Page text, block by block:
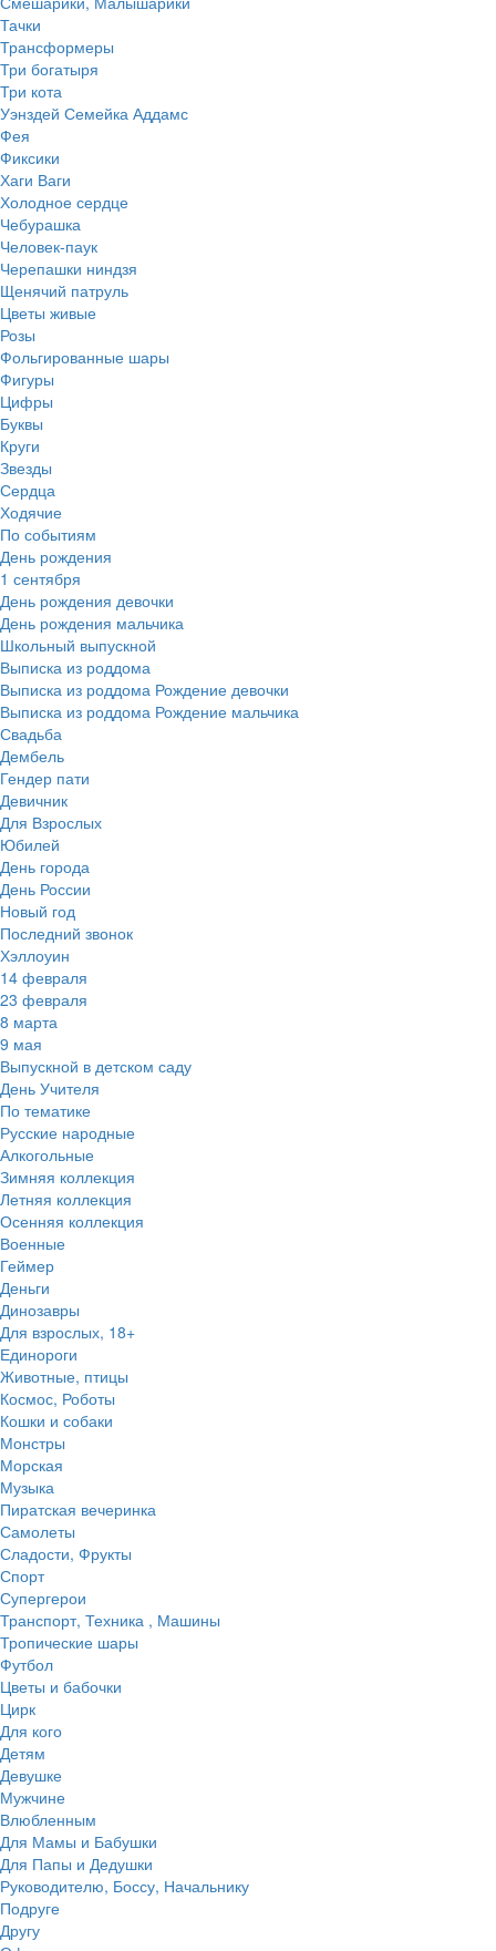
Тачки
Трансформеры
Три богатыря
Три кота
Уэнздей Семейка Аддамс
Фея
Фиксики
Хаги Ваги
Холодное сердце
Чебурашка
Человек-паук
Черепашки ниндзя
Щенячий патруль
Цветы живые
Розы
Фольгированные шары
Фигуры
Цифры
Буквы
Круги
Звезды
Сердца
Ходячие
По событиям
День рождения
1 сентября
День рождения девочки
День рождения мальчика
Школьный выпускной
Выписка из роддома
Выписка из роддома Рождение девочки
Выписка из роддома Рождение мальчика
Свадьба
Дембель
Гендер пати
Девичник
Для Взрослых
Юбилей
День города
День России
Новый год
Последний звонок
Хэллоуин
14 февраля
23 февраля
8 марта
9 мая
Выпускной в детском саду
День Учителя
По тематике
Русские народные
Алкогольные
Зимняя коллекция
Летняя коллекция
Осенняя коллекция
Военные
Геймер
Деньги
Динозавры
Для взрослых, 18+
Единороги
Животные, птицы
Космос, Роботы
Кошки и собаки
Монстры
Морская
Музыка
Пиратская вечеринка
Самолеты
Сладости, Фрукты
Спорт
Супергерои
Транспорт, Техника , Машины
Тропические шары
Футбол
Цветы и бабочки
Цирк
Для кого
Детям
Девушке
Мужчине
Влюбленным
Для Мамы и Бабушки
Для Папы и Дедушки
Руководителю, Боссу, Начальнику
Подруге
Другу